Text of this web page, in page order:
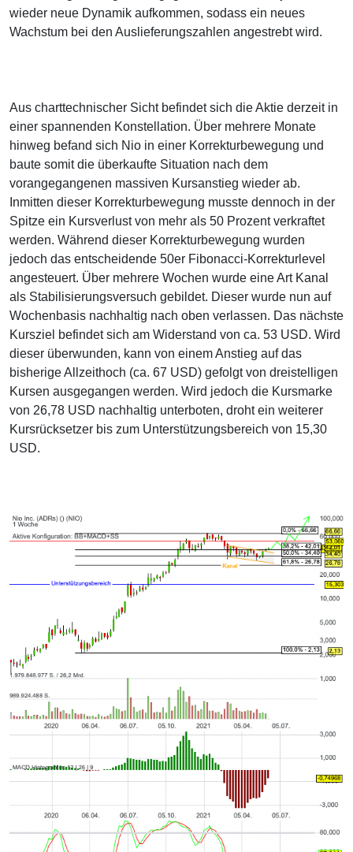
wieder neue Dynamik aufkommen, sodass ein neues
Wachstum bei den Auslieferungszahlen angestrebt wird.
Aus charttechnischer Sicht befindet sich die Aktie derzeit in
einer spannenden Konstellation. Über mehrere Monate
hinweg befand sich Nio in einer Korrekturbewegung und
baute somit die überkaufte Situation nach dem
vorangegangenen massiven Kursanstieg wieder ab.
Inmitten dieser Korrekturbewegung musste dennoch in der
Spitze ein Kursverlust von mehr als 50 Prozent verkraftet
werden. Während dieser Korrekturbewegung wurden
jedoch das entscheidende 50er Fibonacci-Korrekturlevel
angesteuert. Über mehrere Wochen wurde eine Art Kanal
als Stabilisierungsversuch gebildet. Dieser wurde nun auf
Wochenbasis nachhaltig nach oben verlassen. Das nächste
Kursziel befindet sich am Widerstand von ca. 53 USD. Wird
dieser überwunden, kann von einem Anstieg auf das
bisherige Allzeithoch (ca. 67 USD) gefolgt von dreistelligen
Kursen ausgegangen werden. Wird jedoch die Kursmarke
von 26,78 USD nachhaltig unterboten, droht ein weiterer
Kursrücksetzer bis zum Unterstützungsbereich von 15,30
USD.